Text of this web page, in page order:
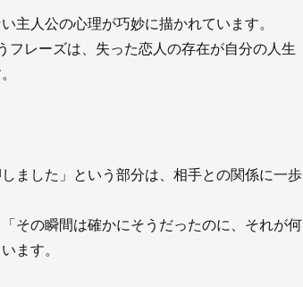
主人公の心理が巧妙に描かれています。
レーズは、失った恋人の存在が自分の人生
ました」という部分は、相手との関係に一歩
その瞬間は確かにそうだったのに、それが何
ます。